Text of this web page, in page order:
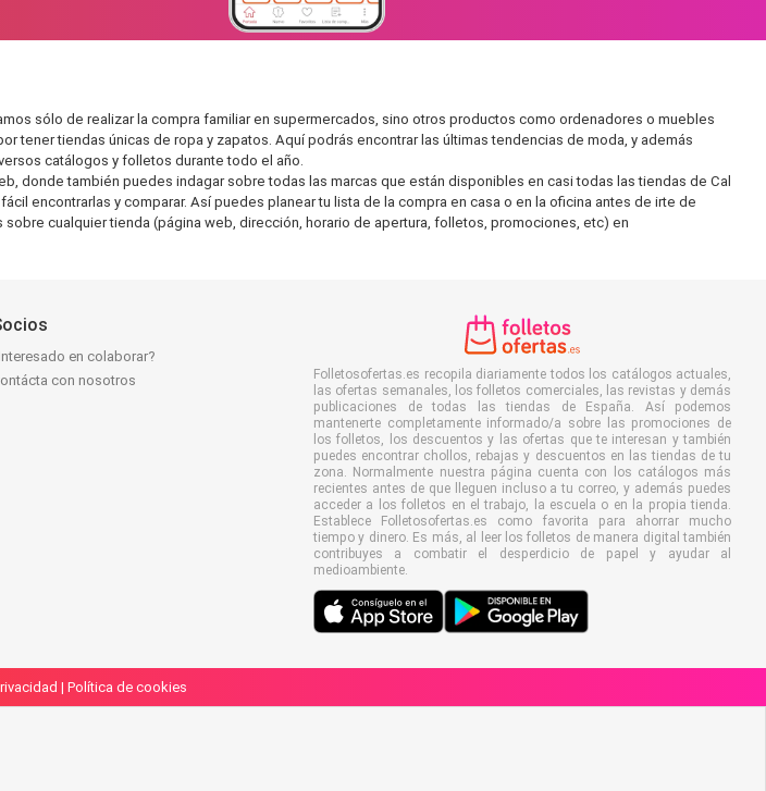
sólo de realizar la compra familiar en supermercados, sino otros productos como ordenadores o muebles
tiendas únicas de ropa y zapatos. Aquí podrás encontrar las últimas tendencias de moda, y además
catálogos y folletos durante todo el año.
también puedes indagar sobre todas las marcas que están disponibles en casi todas las tiendas de Cal
encontrarlas y comparar. Así puedes planear tu lista de la compra en casa o en la oficina antes de irte de
cualquier tienda (página web, dirección, horario de apertura, folletos, promociones, etc) en
en colaborar?
con nosotros
Folletosofertas.es recopila diariamente todos los catálogos actuales,
las ofertas semanales, los folletos comerciales, las revistas y demás
publicaciones de todas las tiendas de España. Así podemos
mantenerte completamente informado/a sobre las promociones de
los folletos, los descuentos y las ofertas que te interesan y también
puedes encontrar chollos, rebajas y descuentos en las tiendas de tu
zona. Normalmente nuestra página cuenta con los catálogos más
recientes antes de que lleguen incluso a tu correo, y además puedes
acceder a los folletos en el trabajo, la escuela o en la propia tienda.
Establece Folletosofertas.es como favorita para ahorrar mucho
tiempo y dinero. Es más, al leer los folletos de manera digital también
contribuyes a combatir el desperdicio de papel y ayudar al
medioambiente.
| Política de cookies